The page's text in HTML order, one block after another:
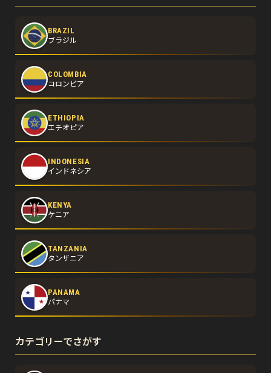
BRAZIL
ブラジル
COLOMBIA
コロンビア
ETHIOPIA
エチオピア
INDONESIA
インドネシア
KENYA
ケニア
TANZANIA
タンザニア
PANAMA
パナマ
カテゴリーでさがす